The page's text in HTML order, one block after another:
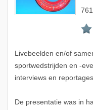
Livebeelden en/of
sportwedstrijden en -
interviews en
De presentatie was in